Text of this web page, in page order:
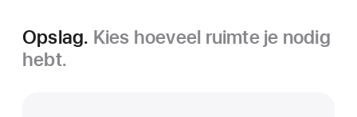
Opslag. Kies hoeveel ruimte je nodig
hebt.